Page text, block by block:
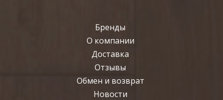
Бренды
О компании
Доставка
Отзывы
Обмен и возврат
Новости